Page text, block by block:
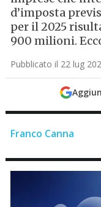
d’imposta
per il 2025
900 milioni.
Pubblicato il 22 lug
Franco Canna